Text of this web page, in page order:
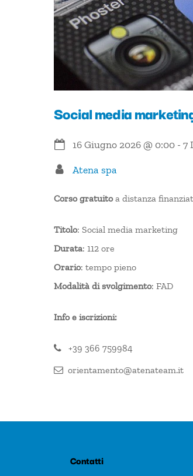
Social media
16 Giugno 2026@ 0:00- 7
Atena spa
Corso gratuitoa distanza
Titolo: Social media marketing
Durata: 112 ore
Orario: tempo pieno
Modalità di svolgimento: FAD
Info e iscrizioni:
+39 366 759984
orientamento@atenateam.it
Contatti